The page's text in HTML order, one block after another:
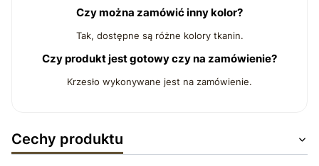
Czy można zamówić inny kolor?
Tak, dostępne są różne kolory tkanin.
Czy produkt jest gotowy czy na zamówienie?
Krzesło wykonywane jest na zamówienie.
Cechy produktu